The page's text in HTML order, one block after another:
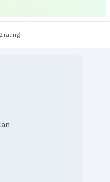
2 rating)